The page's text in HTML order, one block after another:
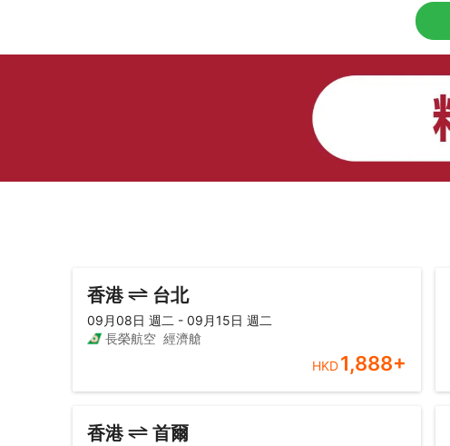
香港 台北
09月08日 週二 - 09月15日 週二
長榮航空 經濟艙
HKD1,888+
香港 首爾